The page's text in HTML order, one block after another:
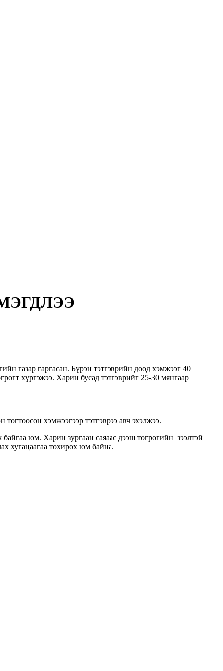
газар гаргасан. Бүрэн тэтгэврийн доод хэмжээг 40
хүргэжээ. Харин бусад тэтгэврийг 25-30 мянгаар
хэмжээгээр тэтгэврээ авч эхэлжээ.
байгаа юм. Харин зургаан саяаас дээш төгрөгийн зээлтэй
хугацаагаа тохирох юм байна.